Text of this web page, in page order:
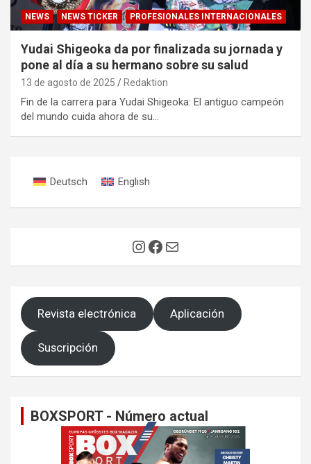
NEWS NEWS TICKER PROFESIONALES INTERNACIONALES
Yudai Shigeoka da por finalizada su jornada y
pone al día a su hermano sobre su salud
13 de agosto de 2025 Redaktion
Fin de la carrera para Yudai Shigeoka: El antiguo campeón
del mundo cuida ahora de su…
Deutsch English
Instagram
Facebook
Correo electrónico
Revista electrónica Aplicación
Suscripción
BOXSPORT - Número actual